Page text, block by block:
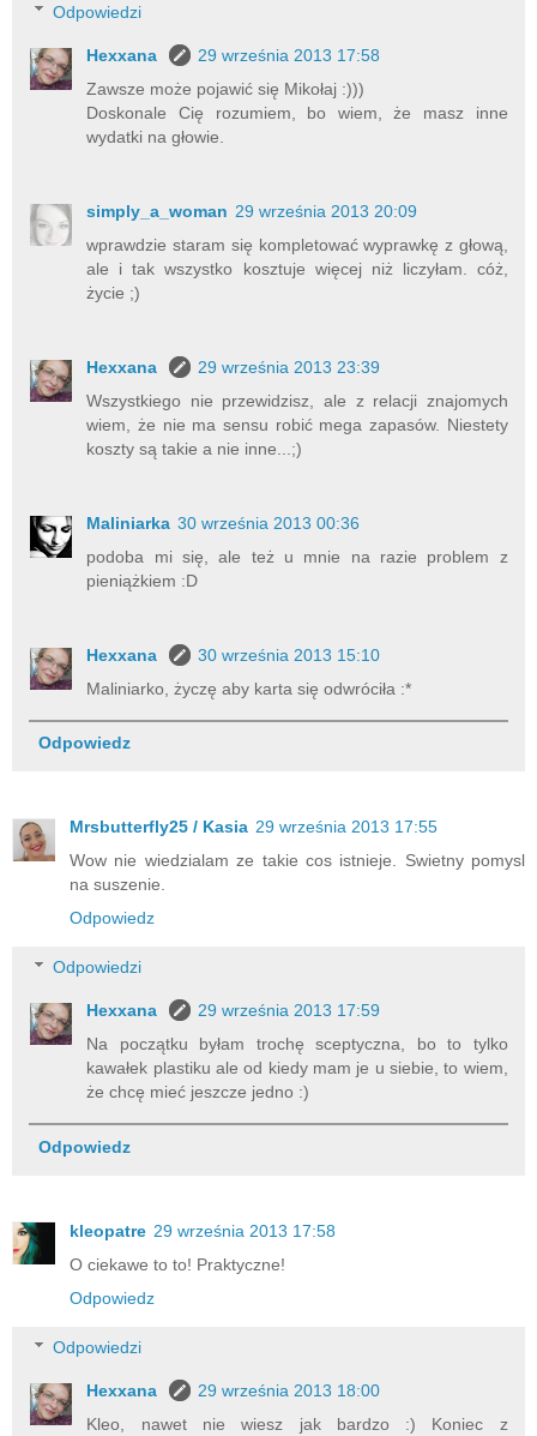
Odpowiedzi
Hexxana
29 września 2013 17:58
Zawsze może pojawić się Mikołaj :)))
Doskonale Cię rozumiem, bo wiem, że masz inne
wydatki na głowie.
simply_a_woman 29 września 2013 20:09
wprawdzie staram się kompletować wyprawkę z głową,
ale i tak wszystko kosztuje więcej niż liczyłam. cóż,
życie ;)
Hexxana
29 września 2013 23:39
Wszystkiego nie przewidzisz, ale z relacji znajomych
wiem, że nie ma sensu robić mega zapasów. Niestety
koszty są takie a nie inne...;)
Maliniarka 30 września 2013 00:36
podoba mi się, ale też u mnie na razie problem z
pieniążkiem :D
Hexxana
30 września 2013 15:10
Maliniarko, życzę aby karta się odwróciła :*
Odpowiedz
Mrsbutterfly25 / Kasia 29 września 2013 17:55
Wow nie wiedzialam ze takie cos istnieje. Swietny pomysl
na suszenie.
Odpowiedz
Odpowiedzi
Hexxana
29 września 2013 17:59
Na początku byłam trochę sceptyczna, bo to tylko
kawałek plastiku ale od kiedy mam je u siebie, to wiem,
że chcę mieć jeszcze jedno :)
Odpowiedz
kleopatre 29 września 2013 17:58
O ciekawe to to! Praktyczne!
Odpowiedz
Odpowiedzi
Hexxana
29 września 2013 18:00
Kleo, nawet nie wiesz jak bardzo :) Koniec z